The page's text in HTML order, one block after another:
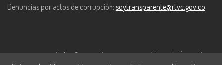
Denuncias por actos de corrupción: soytransparente@rtvc.gov.co
Este contenido fue financiado con recursos del Fondo Único de